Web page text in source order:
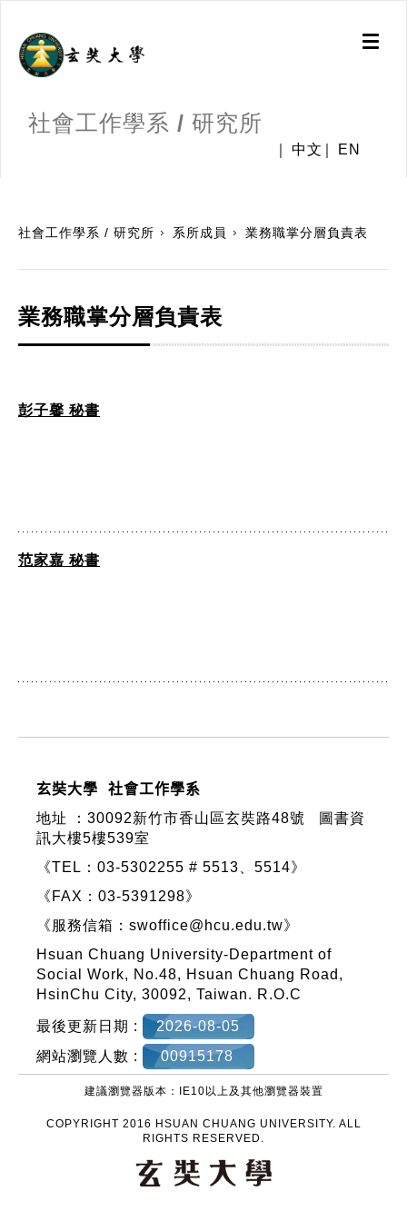
Toggle
社會工作學系 / 研究所
中文 EN
社會工作學系 / 研究所 系所成員 業務職掌分層負責表
業務職掌分層負責表
彭子馨 秘書
范家嘉 秘書
玄奘大學 社會工作學系
地址 ： 30092新竹市香山區玄奘路48號
圖書資
訊大樓5樓539室
《TEL：03-5302255 # 5513、5514》
《FAX：03-5391298》
《服務信箱： swoffice@hcu.edu.tw》
Hsuan Chuang University-Department of
Social Work, No.48, Hsuan Chuang Road,
HsinChu City, 30092, Taiwan. R.O.C
最後更新日期 :
2026-08-05
網站瀏覽人數 :
00915178
建議瀏覽器版本：IE10以上及其他瀏覽器裝置
COPYRIGHT 2016 HSUAN CHUANG UNIVERSITY. ALL
RIGHTS RESERVED.